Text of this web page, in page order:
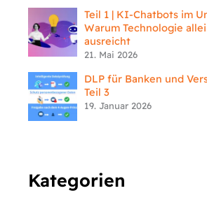
Teil 1 | KI-Chatbots im
Warum Technologie
ausreicht
21. Mai 2026
DLP für Banken und
Teil 3
19. Januar 2026
Kategorien